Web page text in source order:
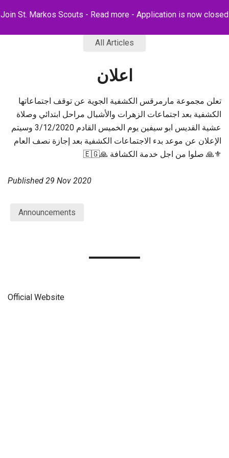
Join St. Markos Scouts - Read more - Application is now closed
All Articles
اعلان
تعلن مجموعة مارمرقس الكشفية الجوية عن توقف اجتماعاتها
الكشفية بعد اجتماعات الزهرات والأشبال مراحل ابتدائي وصلاة
عشية القديس ابو سيفين يوم الخميس القادم 3/12/2020 وسيتم
الإعلان عن موعد بدء الاجتماعات الكشفية بعد إجازة نصف العام
⚜🙏 صلوا من اجل خدمة الكشافة 🙏🇪🇬
Published 29 Nov 2020
Announcements
Official Website